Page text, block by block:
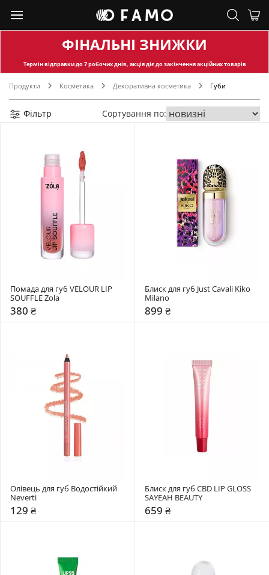
ФІНАЛЬНІ ЗНИЖКИ
Термін відправкидо 7 робочих днів, акція діє до закінчення акційних товарів
Продукти Косметика Декоративна косметика Губи
Фільтр Сортування по:
Помада для губ VELOUR LIP
SOUFFLE Zola
380 ₴
Блиск для губ Just Cavali Kiko
Milano
899 ₴
Олівець для губ Водостійкий
Neverti
129 ₴
Блиск для губ CBD LIP GLOSS
SAYEAH BEAUTY
659 ₴